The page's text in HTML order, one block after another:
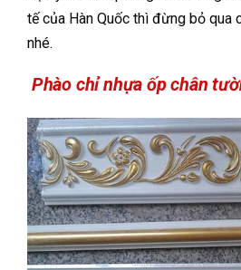
tế của Hàn Quốc thì đừng bỏ qua
nhé.
Phào chỉ nhựa ốp chân